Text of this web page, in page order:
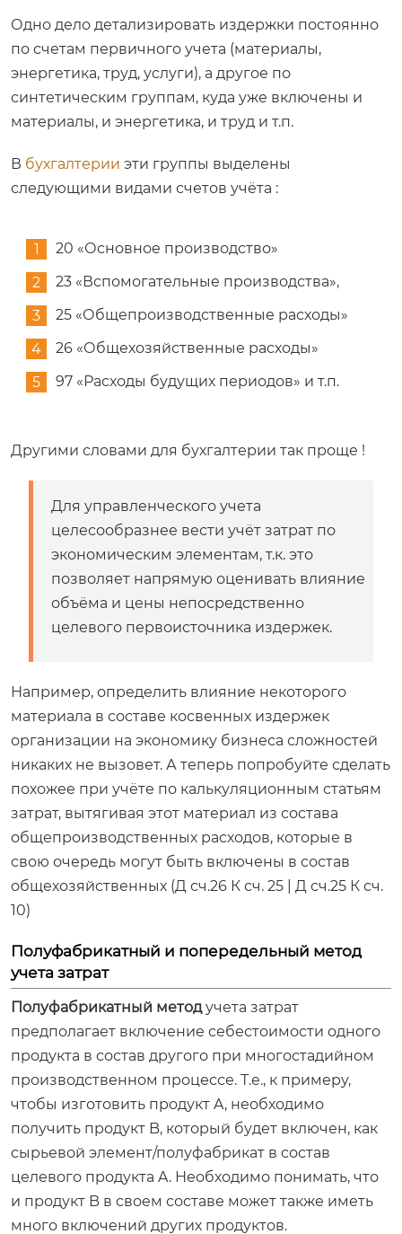
Одно дело детализировать издержки постоянно
по счетам первичного учета (материалы,
энергетика, труд, услуги), а другое по
синтетическим группам, куда уже включены и
материалы, и энергетика, и труд и т.п.
В бухгалтерии эти группы выделены
следующими видами счетов учёта :
20 «Основное производство»
23 «Вспомогательные производства»,
25 «Общепроизводственные расходы»
26 «Общехозяйственные расходы»
97 «Расходы будущих периодов» и т.п.
Другими словами для бухгалтерии так проще !
Для управленческого учета
целесообразнее вести учёт затрат по
экономическим элементам, т.к. это
позволяет напрямую оценивать влияние
объёма и цены непосредственно
целевого первоисточника издержек.
Например, определить влияние некоторого
материала в составе косвенных издержек
организации на экономику бизнеса сложностей
никаких не вызовет. А теперь попробуйте сделать
похожее при учёте по калькуляционным статьям
затрат, вытягивая этот материал из состава
общепроизводственных расходов, которые в
свою очередь могут быть включены в состав
общехозяйственных (Д сч.26 К сч. 25 | Д сч.25 К сч.
10)
Полуфабрикатный и попередельный метод
учета затрат
Полуфабрикатный методучета затрат
предполагает включение себестоимости одного
продукта в состав другого при многостадийном
производственном процессе. Т.е., к примеру,
чтобы изготовить продукт A, необходимо
получить продукт B, который будет включен, как
сырьевой элемент/полуфабрикат в состав
целевого продукта A. Необходимо понимать, что
и продукт B в своем составе может также иметь
много включений других продуктов.